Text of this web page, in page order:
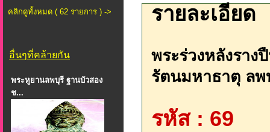
คลิกดูทั้งหมด ( 62 รายการ ) ->
อื่นๆที่คล้ายกัน
พระหูยานลพบุรี ฐานบัวสอง
ช...
รายละเอียด
พระร่วงหลังราง
รัตนมหาธาตุ ลพ
รหัส : 69